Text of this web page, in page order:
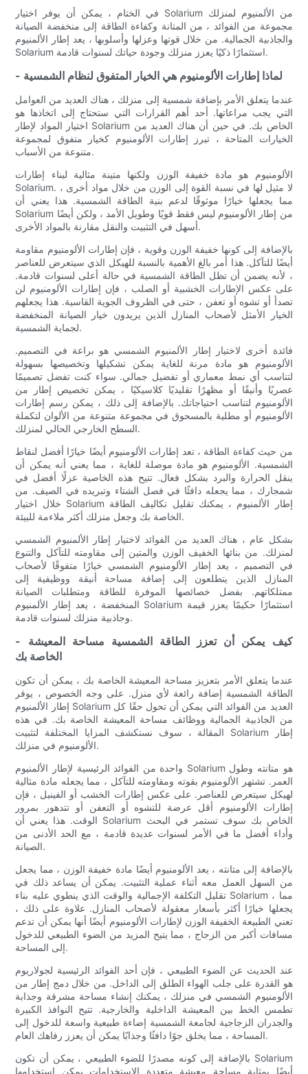
في الختام ، يمكن أن يوفر اختيار Solarium من الألمنيوم لمنزلك
مجموعة من الفوائد ، من المتانة وكفاءة الطاقة إلى منخفضة الصيانة
والجاذبية الجمالية. من خلال قوتها وعزلها وأسلوبها ، يعد إطار الألمنيوم
Solarium استثمارًا ذكيًا يعزز منزلك وجودة حياتك لسنوات قادمة.
- لماذا إطارات الألومنيوم هي الخيار المتفوق لنظام الشمسية
عندما يتعلق الأمر بإضافة شمسية إلى منزلك ، هناك العديد من العوامل
التي يجب مراعاتها. أحد أهم القرارات التي ستحتاج إلى اتخاذها هو
اختيار المواد لإطار Solarium الخاص بك. في حين أن هناك العديد من
الخيارات المتاحة ، تبرز إطارات الألومنيوم كخيار متفوق لمجموعة
متنوعة من الأسباب.
الألومنيوم هو مادة خفيفة الوزن ولكنها متينة مثالية لبناء إطارات
Solarium. لا مثيل لها في نسبة القوة إلى الوزن من خلال مواد أخرى ،
مما يجعلها خيارًا موثوقًا لدعم بنية الطاقة الشمسية. هذا يعني أن
Solarium من إطار الألومنيوم ليس فقط قويًا وطويل الأمد ، ولكن أيضًا
أسهل في التثبيت والنقل مقارنة بالمواد الأخرى.
بالإضافة إلى كونها خفيفة الوزن وقوية ، فإن إطارات الألومنيوم مقاومة
أيضًا للتآكل. هذا أمر بالغ الأهمية بالنسبة للهيكل الذي سيتعرض للعناصر
، لأنه يضمن أن تظل الطاقة الشمسية في حالة أعلى لسنوات قادمة.
على عكس الإطارات الخشبية أو الصلب ، فإن إطارات الألومنيوم لن
تصدأ أو تشوه أو تعفن ، حتى في الظروف الجوية القاسية. هذا يجعلهم
الخيار الأمثل لأصحاب المنازل الذين يريدون خيار الصيانة المنخفضة
لجماية الشمسية.
فائدة أخرى لاختيار إطار الألمنيوم الشمسي هو براعة في التصميم.
الألومنيوم هو مادة مرنة للغاية يمكن تشكيلها وتخصيصها بسهولة
لتناسب أي نمط معماري أو تفضيل جمالي. سواء كنت تفضل تصميمًا
عصريًا وأنيقًا أو مظهرًا تقليديًا كلاسيكيًا ، يمكن تخصيص إطار من
الألومنيوم لتناسب احتياجاتك. بالإضافة إلى ذلك ، يمكن رسم إطارات
الألومنيوم أو مطلية بالمسحوق في مجموعة متنوعة من الألوان لتكملة
السطح الخارجي الحالي لمنزلك.
من حيث كفاءة الطاقة ، تعد إطارات الألومنيوم أيضًا خيارًا أفضل لنقاط
الشمسية. الألومنيوم هو مادة موصلة للغاية ، مما يعني أنه يمكن أن
ينقل الحرارة والبرد بشكل فعال. تتيح هذه الخاصية عزلًا أفضل في
شمجارك ، مما يجعله دافئًا في فصل الشتاء وتبريده في الصيف. من
خلال اختيار Solarium إطار الألمنيوم ، يمكنك تقليل تكاليف الطاقة
الخاصة بك وجعل منزلك أكثر ملاءمة للبيئة.
بشكل عام ، هناك العديد من الفوائد لاختيار إطار الألمنيوم الشمسي
لمنزلك. من بنائها الخفيف الوزن والمتين إلى مقاومته للتآكل والتنوع
في التصميم ، يعد إطار الألومنيوم الشمسي خيارًا متفوقًا لأصحاب
المنازل الذين يتطلعون إلى إضافة مساحة أنيقة ووظيفية إلى
ممتلكاتهم. بفضل خصائصها الموفرة للطاقة ومتطلبات الصيانة
المنخفضة ، يعد إطار الألمنيوم Solarium استثمارًا حكيمًا يعزز قيمة
وجاذبية منزلك لسنوات قادمة.
- كيف يمكن أن تعزز الطاقة الشمسية مساحة المعيشة
الخاصة بك
عندما يتعلق الأمر بتعزيز مساحة المعيشة الخاصة بك ، يمكن أن تكون
الطاقة الشمسية إضافة رائعة لأي منزل. على وجه الخصوص ، يوفر
إطار الألمنيوم Solarium العديد من الفوائد التي يمكن أن تحول حقًا كل
من الجاذبية الجمالية ووظائف مساحة المعيشة الخاصة بك. في هذه
المقالة ، سوف نستكشف المزايا المختلفة لتثبيت Solarium إطار
الألومنيوم في منزلك.
واحدة من الفوائد الرئيسية لإطار الألمنيوم Solarium هو متانته وطول
العمر. تشتهر الألومنيوم بقوته ومقاومته للتآكل ، مما يجعله مادة مثالية
لهيكل سيتعرض للعناصر. على عكس إطارات الخشب أو الفينيل ، فإن
إطارات الألومنيوم أقل عرضة للتشوه أو التعفن أو تتدهور بمرور
الوقت. هذا يعني أن Solarium الخاص بك سوف تستمر في البحث
وأداء أفضل ما في الأمر لسنوات عديدة قادمة ، مع الحد الأدنى من
الصيانة.
بالإضافة إلى متانته ، يعد الألومنيوم أيضًا مادة خفيفة الوزن ، مما يجعل
من السهل العمل معه أثناء عملية التثبيت. يمكن أن يساعد ذلك في
تقليل التكلفة الإجمالية والوقت الذي ينطوي عليه بناء Solarium ، مما
يجعلها خيارًا أكثر بأسعار معقولة لأصحاب المنازل. علاوة على ذلك ،
تعني الطبيعة الخفيفة الوزن لإطارات الألومنيوم أيضًا أنها يمكن أن تدعم
مسافات أكبر من الزجاج ، مما يتيح المزيد من الضوء الطبيعي للدخول
إلى المساحة.
عند الحديث عن الضوء الطبيعي ، فإن أحد الفوائد الرئيسية لجولاريوم
هو القدرة على جلب الهواء الطلق إلى الداخل. من خلال دمج إطار من
الألومنيوم الشمسي في منزلك ، يمكنك إنشاء مساحة مشرقة وجذابة
تطمس الخط بين المعيشة الداخلية والخارجية. تتيح النوافذ الكبيرة
والجدران الزجاجية لجامعة الشمسية إضاءة طبيعية واسعة للدخول إلى
المساحة ، مما يخلق جوًا دافئًا وجذابًا يمكن أن يعزز رفاهك العام.
بالإضافة إلى كونه مصدرًا للضوء الطبيعي ، يمكن أن تكون Solarium
أيضًا بمثابة مساحة معيشة متعددة الاستخدامات يمكن استخدامها